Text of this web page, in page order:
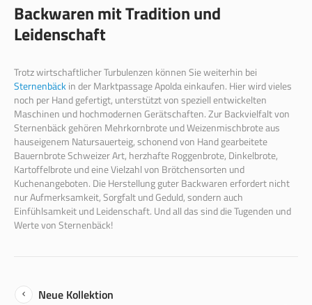
Backwaren mit Tradition und
Leidenschaft
Trotz wirtschaftlicher Turbulenzen können Sie weiterhin bei
Sternenbäckin der Marktpassage Apolda einkaufen. Hier wird vieles
noch per Hand gefertigt, unterstützt von speziell entwickelten
Maschinen und hochmodernen Gerätschaften. Zur Backvielfalt von
Sternenbäck gehören Mehrkornbrote und Weizenmischbrote aus
hauseigenem Natursauerteig, schonend von Hand gearbeitete
Bauernbrote Schweizer Art, herzhafte Roggenbrote, Dinkelbrote,
Kartoffelbrote und eine Vielzahl von Brötchensorten und
Kuchenangeboten. Die Herstellung guter Backwaren erfordert nicht
nur Aufmerksamkeit, Sorgfalt und Geduld, sondern auch
Einfühlsamkeit und Leidenschaft. Und all das sind die Tugenden und
Werte von Sternenbäck!
Neue Kollektion